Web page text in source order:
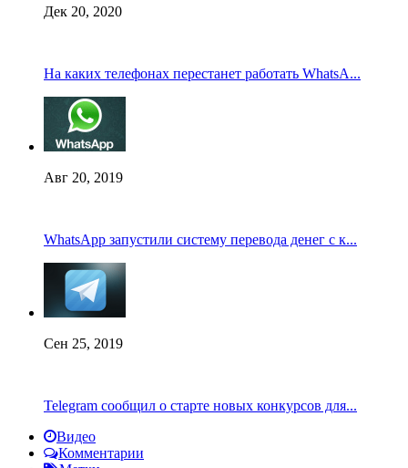
Дек 20, 2020
На каких телефонах перестанет работать WhatsA...
Авг 20, 2019
WhatsApp запустили систему перевода денег с к...
Сен 25, 2019
Telegram сообщил о старте новых конкурсов для...
Видео
Комментарии